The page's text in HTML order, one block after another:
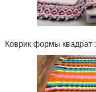
Коврик формы квадрат :